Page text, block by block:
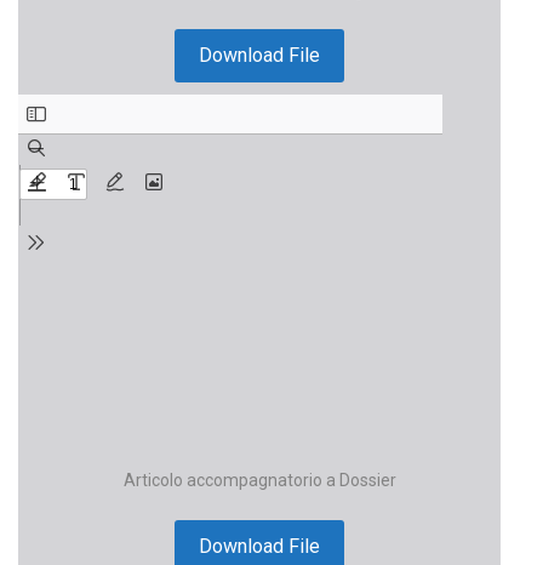
Download File
Articolo accompagnatorio a Dossier
Download File